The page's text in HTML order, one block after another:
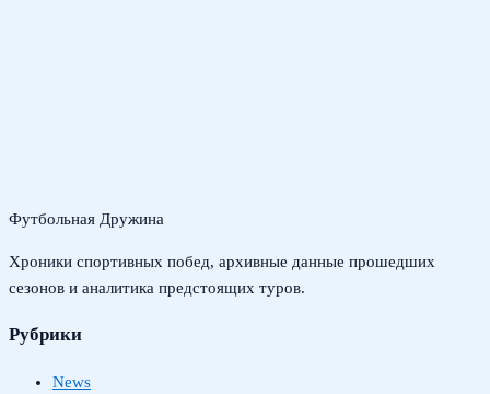
Футбольная Дружина
Хроники спортивных побед, архивные данные прошедших
сезонов и аналитика предстоящих туров.
Рубрики
News